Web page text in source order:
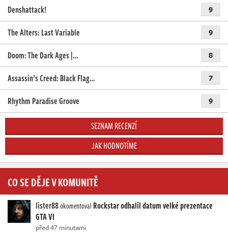
Denshattack! 9
The Alters: Last Variable 9
Doom: The Dark Ages |… 8
Assassin’s Creed: Black Flag… 7
Rhythm Paradise Groove 9
SEZNAM RECENZÍ
JAK HODNOTÍME
CO SE DĚJE V KOMUNITĚ
lister88okomentoval Rockstar odhalil datum velké prezentace
GTA VI
před 47 minutami